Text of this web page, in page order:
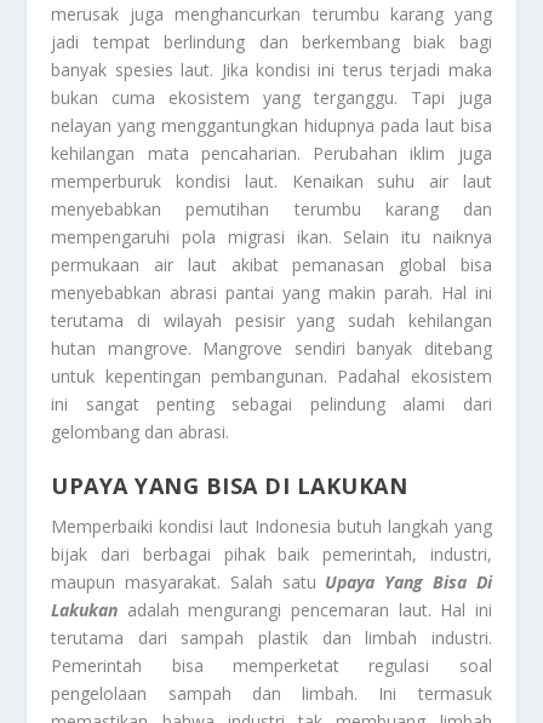
merusak juga menghancurkan terumbu karang yang
jadi tempat berlindung dan berkembang biak bagi
banyak spesies laut. Jika kondisi ini terus terjadi maka
bukan cuma ekosistem yang terganggu. Tapi juga
nelayan yang menggantungkan hidupnya pada laut bisa
kehilangan mata pencaharian. Perubahan iklim juga
memperburuk kondisi laut. Kenaikan suhu air laut
menyebabkan pemutihan terumbu karang dan
mempengaruhi pola migrasi ikan. Selain itu naiknya
permukaan air laut akibat pemanasan global bisa
menyebabkan abrasi pantai yang makin parah. Hal ini
terutama di wilayah pesisir yang sudah kehilangan
hutan mangrove. Mangrove sendiri banyak ditebang
untuk kepentingan pembangunan. Padahal ekosistem
ini sangat penting sebagai pelindung alami dari
gelombang dan abrasi.
UPAYA YANG BISA DI LAKUKAN
Memperbaiki kondisi laut Indonesia butuh langkah yang
bijak dari berbagai pihak baik pemerintah, industri,
maupun masyarakat. Salah satu Upaya Yang Bisa Di
Lakukan adalah mengurangi pencemaran laut. Hal ini
terutama dari sampah plastik dan limbah industri.
Pemerintah bisa memperketat regulasi soal
pengelolaan sampah dan limbah. Ini termasuk